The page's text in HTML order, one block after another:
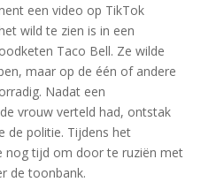
een video op TikTok
wild te zien is in een
Taco Bell. Ze wilde
maar op de één of andere
Nadat een
vrouw verteld had, ontstak
de politie. Tijdens het
nog tijd om door te ruziën met
de toonbank.